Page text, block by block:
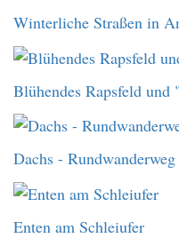
Winterliche Straßen in
Blühendes Rapsfeld und
Dachs -
Enten am Schleiufer